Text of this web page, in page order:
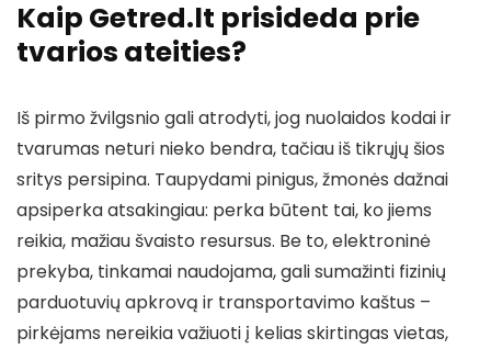
Kaip Getred.lt prisideda prie
tvarios ateities?
Iš pirmo žvilgsnio gali atrodyti, jog nuolaidos kodai ir
tvarumas neturi nieko bendra, tačiau iš tikrųjų šios
sritys persipina. Taupydami pinigus, žmonės dažnai
apsiperka atsakingiau: perka būtent tai, ko jiems
reikia, mažiau švaisto resursus. Be to, elektroninė
prekyba, tinkamai naudojama, gali sumažinti fizinių
parduotuvių apkrovą ir transportavimo kaštus –
pirkėjams nereikia važiuoti į kelias skirtingas vietas,